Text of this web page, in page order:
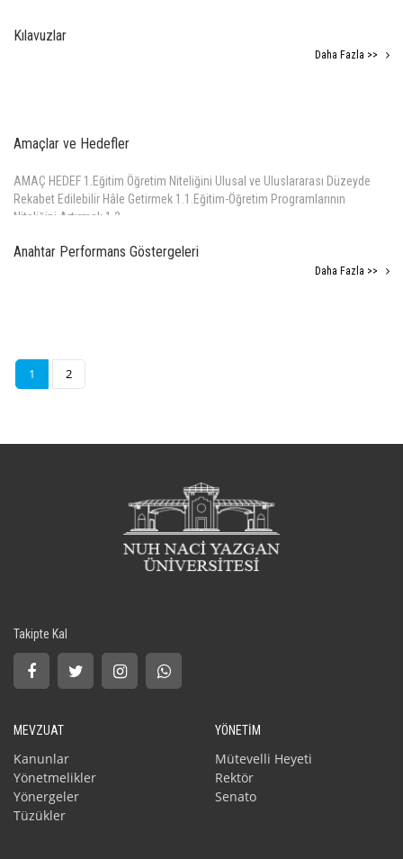
Kılavuzlar
Daha Fazla >>
Amaçlar ve Hedefler
AMAÇ HEDEF 1.Eğitim Öğretim Niteliğini Ulusal ve Uluslararası Düzeyde
Rekabet Edilebilir Hâle Getirmek 1.1.Eğitim-Öğretim Programlarının
Niteliğini Artırmak 1.2.
Anahtar Performans Göstergeleri
Daha Fazla >>
1 2
Takipte Kal
MEVZUAT
Kanunlar
Yönetmelikler
Yönergeler
Tüzükler
YÖNETİM
Mütevelli Heyeti
Rektör
Senato